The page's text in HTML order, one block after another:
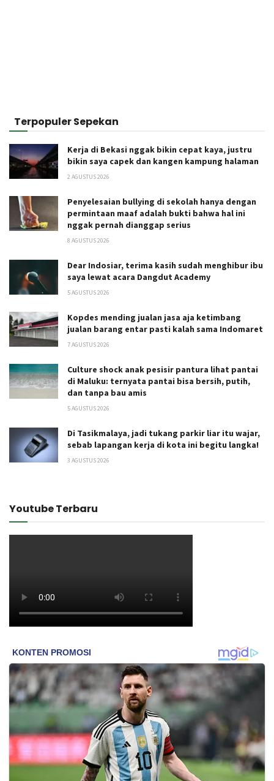
Terpopuler Sepekan
Kerja di Bekasi nggak bikin cepat kaya, justru
bikin saya capek dan kangen kampung halaman
2 AGUSTUS 2026
Penyelesaian bullying di sekolah hanya dengan
permintaan maaf adalah bukti bahwa hal ini
nggak pernah dianggap serius
8 AGUSTUS 2026
Dear Indosiar, terima kasih sudah menghibur ibu
saya lewat acara Dangdut Academy
5 AGUSTUS 2026
Kopdes mending jualan jasa aja ketimbang
jualan barang entar pasti kalah sama Indomaret
7 AGUSTUS 2026
Culture shock anak pesisir pantura lihat pantai
di Maluku: ternyata pantai bisa bersih, putih,
dan tanpa bau amis
5 AGUSTUS 2026
Di Tasikmalaya, jadi tukang parkir liar itu wajar,
sebab lapangan kerja di kota ini begitu langka!
3 AGUSTUS 2026
Youtube Terbaru